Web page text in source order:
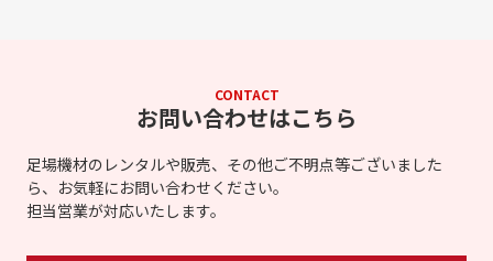
CONTACT
お問い合わせはこちら
足場機材のレンタルや販売、その他ご不明点等ございました
ら、お気軽にお問い合わせください。
担当営業が対応いたします。